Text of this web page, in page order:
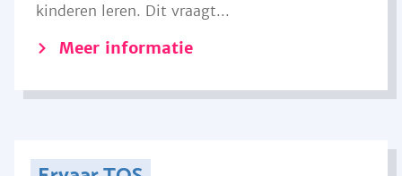
kinderen leren. Dit vraagt...
Meer informatie